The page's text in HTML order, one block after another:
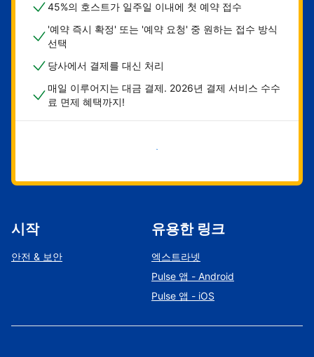
45%의 호스트가 일주일 이내에 첫 예약 접수
'예약 즉시 확정' 또는 '예약 요청' 중 원하는 접수 방식
선택
당사에서 결제를 대신 처리
매일 이루어지는 대금 결제. 2026년 결제 서비스 수수
료 면제 혜택까지!
지금 시작하기
시작
안전 & 보안
유용한 링크
엑스트라넷
Pulse 앱 - Android
Pulse 앱 - iOS